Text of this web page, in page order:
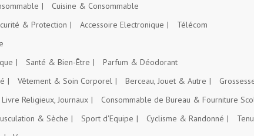
Cuisine & Consommable
& Protection Accessoire Electronique
Télécom
Santé & Bien-Être
Parfum & Déodorant
Vêtement & Soin Corporel Berceau, Jouet & Autre
Religieux, Journaux Consommable de Bureau & Fourniture
& Sèche Sport d'Equipe Cyclisme & Randonné